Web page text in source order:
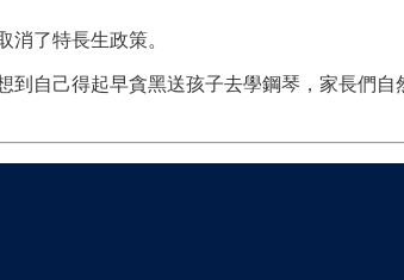
消了特長生政策。
自己得起早貪黑送孩子去學鋼琴，家長們自